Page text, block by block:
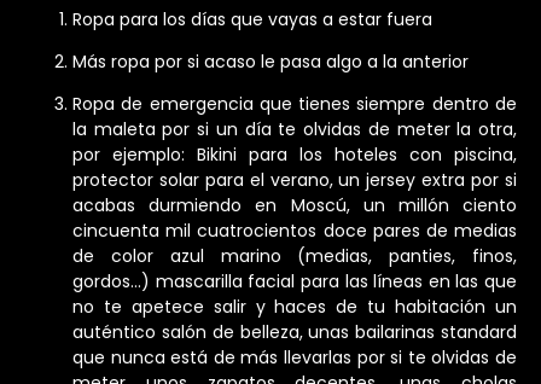
Ropa para los días que vayas a estar fuera
Más ropa por si acaso le pasa algo a la anterior
Ropa de emergencia que tienes siempre dentro de
la maleta por si un día te olvidas de meter la otra,
por ejemplo: Bikini para los hoteles con piscina,
protector solar para el verano, un jersey extra por si
acabas durmiendo en Moscú, un millón ciento
cincuenta mil cuatrocientos doce pares de medias
de color azul marino (medias, panties, finos,
gordos…) mascarilla facial para las líneas en las que
no te apetece salir y haces de tu habitación un
auténtico salón de belleza, unas bailarinas standard
que nunca está de más llevarlas por si te olvidas de